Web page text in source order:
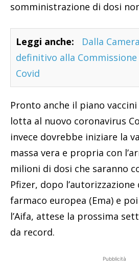
somministrazione di dosi
Leggi anche:
Dalla
definitivo alla
Covid
Pronto anche il piano
lotta al nuovo coronavirus
invece dovrebbe iniziare la
massa vera e propria con
milioni di dosi che saranno
Pfizer, dopo l’autorizzazione
farmaco europea (Ema) e
l’Aifa, attese la prossima
da record.
Pubblicità